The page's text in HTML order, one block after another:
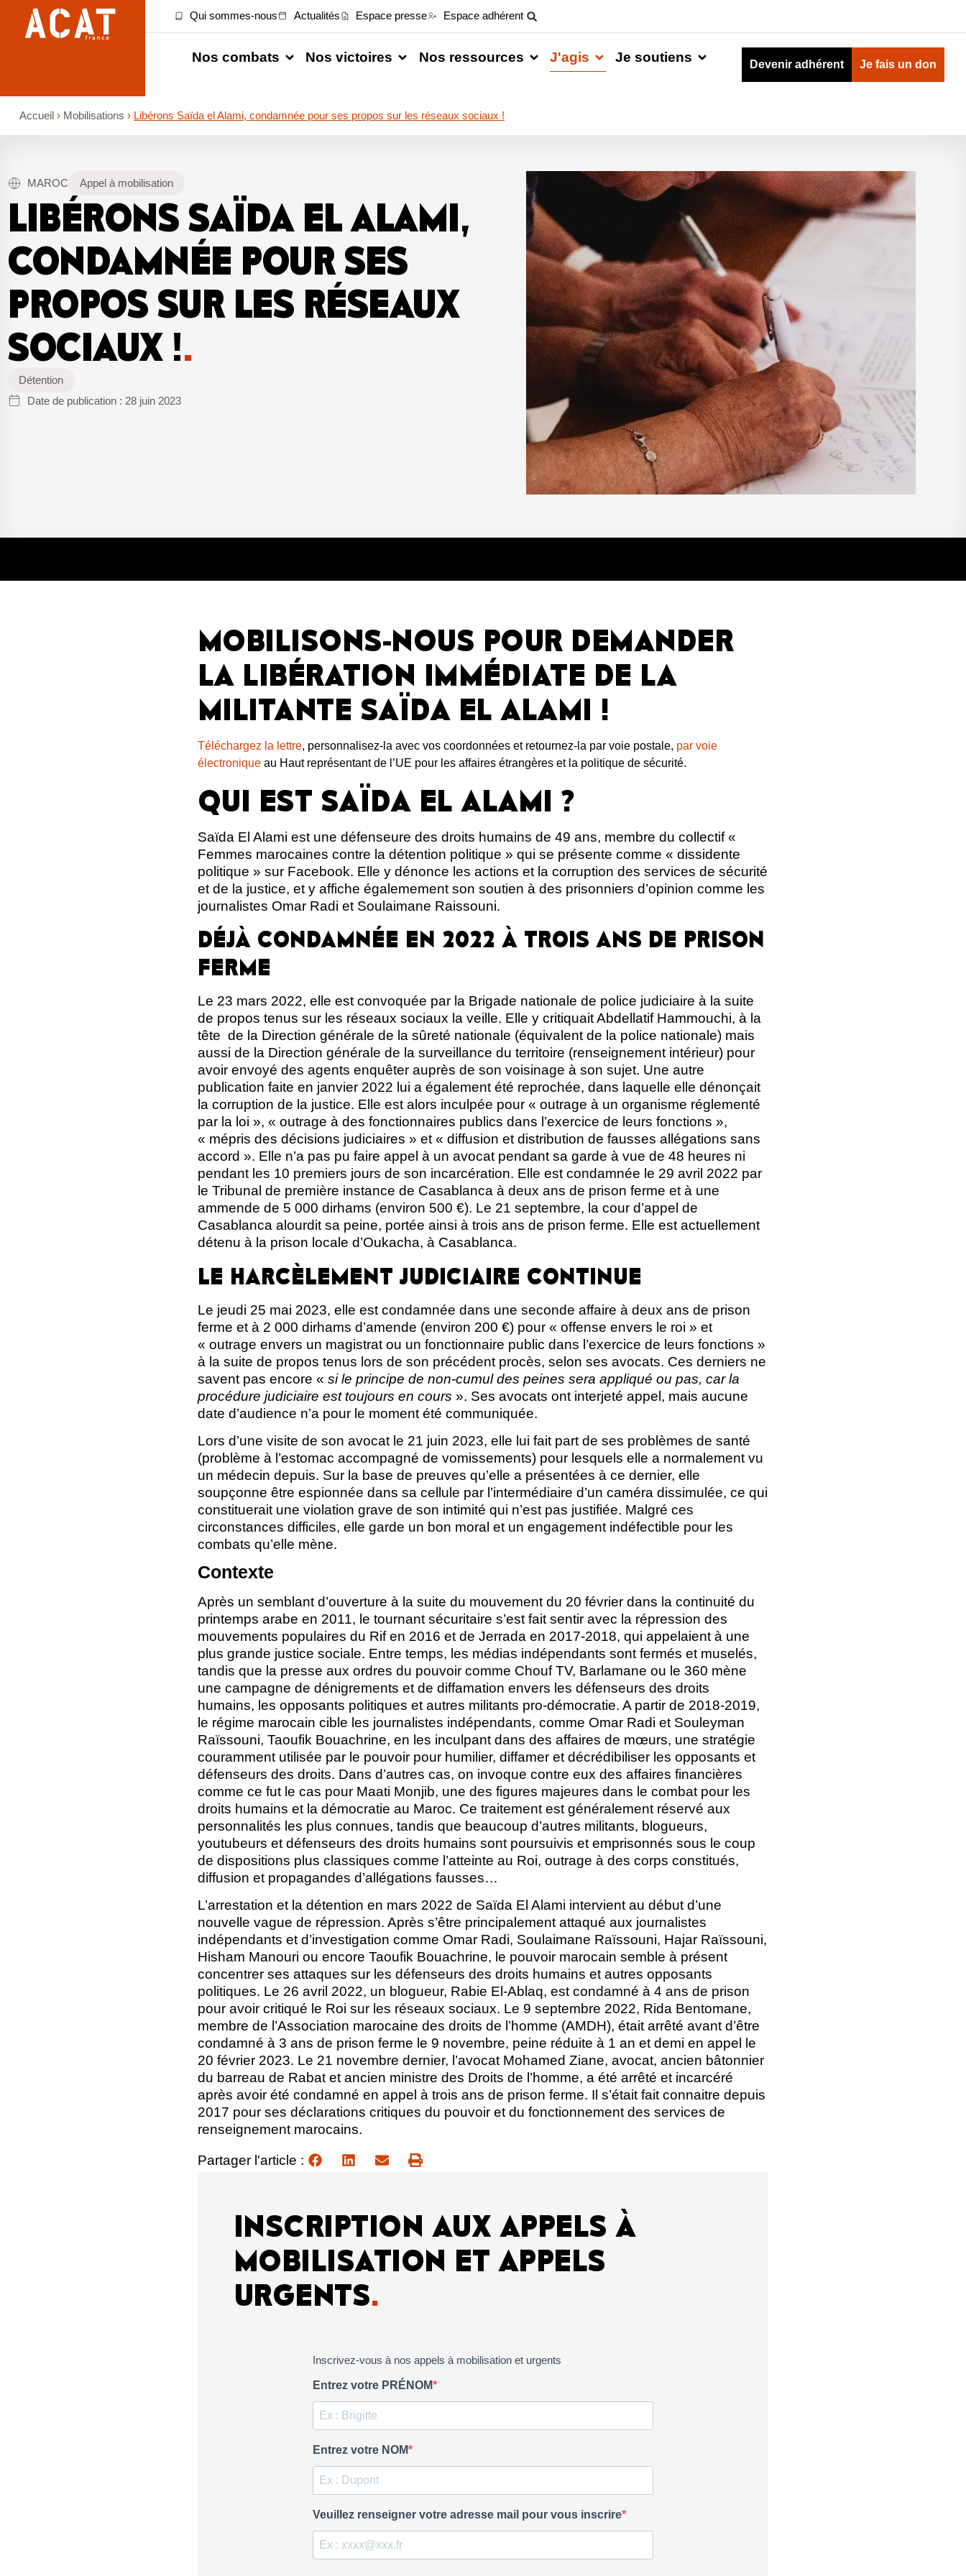
Qui sommes-nous Actualités Espace presse Espace adhérent
Nos combats Nos victoires Nos ressources J'agis Je soutiens Devenir adhérent Je fais un don
Accueil › Mobilisations › Libérons Saïda el Alami, condamnée pour ses propos sur les réseaux sociaux !
MAROC Appel à mobilisation
LIBÉRONS SAÏDA EL ALAMI,
CONDAMNÉE POUR SES
PROPOS SUR LES RÉSEAUX
SOCIAUX !.
Détention
Date de publication : 28 juin 2023
MOBILISONS-NOUS POUR DEMANDER
LA LIBÉRATION IMMÉDIATE DE LA
MILITANTE SAÏDA EL ALAMI !
Téléchargez la lettre, personnalisez-la avec vos coordonnées et retournez-la par voie postale, par voie
électroniqueau Haut représentant de l’UE pour les affaires étrangères et la politique de sécurité.
QUI EST SAÏDA EL ALAMI ?
Saïda El Alami est une défenseure des droits humains de 49 ans, membre du collectif «
Femmes marocaines contre la détention politique » qui se présente comme « dissidente
politique » sur Facebook. Elle y dénonce les actions et la corruption des services de sécurité
et de la justice, et y affiche égalemement son soutien à des prisonniers d’opinion comme les
journalistes Omar Radi et Soulaimane Raissouni.
DÉJÀ CONDAMNÉE EN 2022 À TROIS ANS DE PRISON
FERME
Le 23 mars 2022, elle est convoquée par la Brigade nationale de police judiciaire à la suite
de propos tenus sur les réseaux sociaux la veille. Elle y critiquait Abdellatif Hammouchi, à la
tête de la Direction générale de la sûreté nationale (équivalent de la police nationale) mais
aussi de la Direction générale de la surveillance du territoire (renseignement intérieur) pour
avoir envoyé des agents enquêter auprès de son voisinage à son sujet. Une autre
publication faite en janvier 2022 lui a également été reprochée, dans laquelle elle dénonçait
la corruption de la justice. Elle est alors inculpée pour « outrage à un organisme réglementé
par la loi », « outrage à des fonctionnaires publics dans l’exercice de leurs fonctions »,
« mépris des décisions judiciaires » et « diffusion et distribution de fausses allégations sans
accord ». Elle n’a pas pu faire appel à un avocat pendant sa garde à vue de 48 heures ni
pendant les 10 premiers jours de son incarcération. Elle est condamnée le 29 avril 2022 par
le Tribunal de première instance de Casablanca à deux ans de prison ferme et à une
ammende de 5 000 dirhams (environ 500 €). Le 21 septembre, la cour d’appel de
Casablanca alourdit sa peine, portée ainsi à trois ans de prison ferme. Elle est actuellement
détenu à la prison locale d’Oukacha, à Casablanca.
LE HARCÈLEMENT JUDICIAIRE CONTINUE
Le jeudi 25 mai 2023, elle est condamnée dans une seconde affaire à deux ans de prison
ferme et à 2 000 dirhams d’amende (environ 200 €) pour « offense envers le roi » et
« outrage envers un magistrat ou un fonctionnaire public dans l’exercice de leurs fonctions »
à la suite de propos tenus lors de son précédent procès, selon ses avocats. Ces derniers ne
savent pas encore « si le principe de non-cumul des peines sera appliqué ou pas, car la
procédure judiciaire est toujours en cours ». Ses avocats ont interjeté appel, mais aucune
date d’audience n’a pour le moment été communiquée.
Lors d’une visite de son avocat le 21 juin 2023, elle lui fait part de ses problèmes de santé
(problème à l’estomac accompagné de vomissements) pour lesquels elle a normalement vu
un médecin depuis. Sur la base de preuves qu’elle a présentées à ce dernier, elle
soupçonne être espionnée dans sa cellule par l’intermédiaire d’un caméra dissimulée, ce qui
constituerait une violation grave de son intimité qui n’est pas justifiée. Malgré ces
circonstances difficiles, elle garde un bon moral et un engagement indéfectible pour les
combats qu’elle mène.
Contexte
Après un semblant d’ouverture à la suite du mouvement du 20 février dans la continuité du
printemps arabe en 2011, le tournant sécuritaire s’est fait sentir avec la répression des
mouvements populaires du Rif en 2016 et de Jerrada en 2017-2018, qui appelaient à une
plus grande justice sociale. Entre temps, les médias indépendants sont fermés et muselés,
tandis que la presse aux ordres du pouvoir comme Chouf TV, Barlamane ou le 360 mène
une campagne de dénigrements et de diffamation envers les défenseurs des droits
humains, les opposants politiques et autres militants pro-démocratie. A partir de 2018-2019,
le régime marocain cible les journalistes indépendants, comme Omar Radi et Souleyman
Raïssouni, Taoufik Bouachrine, en les inculpant dans des affaires de mœurs, une stratégie
couramment utilisée par le pouvoir pour humilier, diffamer et décrédibiliser les opposants et
défenseurs des droits. Dans d’autres cas, on invoque contre eux des affaires financières
comme ce fut le cas pour Maati Monjib, une des figures majeures dans le combat pour les
droits humains et la démocratie au Maroc. Ce traitement est généralement réservé aux
personnalités les plus connues, tandis que beaucoup d’autres militants, blogueurs,
youtubeurs et défenseurs des droits humains sont poursuivis et emprisonnés sous le coup
de dispositions plus classiques comme l’atteinte au Roi, outrage à des corps constitués,
diffusion et propagandes d’allégations fausses…
L’arrestation et la détention en mars 2022 de Saïda El Alami intervient au début d’une
nouvelle vague de répression. Après s’être principalement attaqué aux journalistes
indépendants et d’investigation comme Omar Radi, Soulaimane Raïssouni, Hajar Raïssouni,
Hisham Manouri ou encore Taoufik Bouachrine, le pouvoir marocain semble à présent
concentrer ses attaques sur les défenseurs des droits humains et autres opposants
politiques. Le 26 avril 2022, un blogueur, Rabie El-Ablaq, est condamné à 4 ans de prison
pour avoir critiqué le Roi sur les réseaux sociaux. Le 9 septembre 2022, Rida Bentomane,
membre de l’Association marocaine des droits de l’homme (AMDH), était arrêté avant d’être
condamné à 3 ans de prison ferme le 9 novembre, peine réduite à 1 an et demi en appel le
20 février 2023. Le 21 novembre dernier, l’avocat Mohamed Ziane, avocat, ancien bâtonnier
du barreau de Rabat et ancien ministre des Droits de l’homme, a été arrêté et incarcéré
après avoir été condamné en appel à trois ans de prison ferme. Il s’était fait connaitre depuis
2017 pour ses déclarations critiques du pouvoir et du fonctionnement des services de
renseignement marocains.
Partager l'article :
INSCRIPTION AUX APPELS À
MOBILISATION ET APPELS
URGENTS.
Inscrivez-vous à nos appels à mobilisation et urgents
Entrez votre PRÉNOM
Entrez votre NOM
Veuillez renseigner votre adresse mail pour vous inscrire